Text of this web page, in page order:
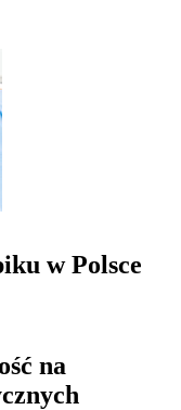
w Polsce
na